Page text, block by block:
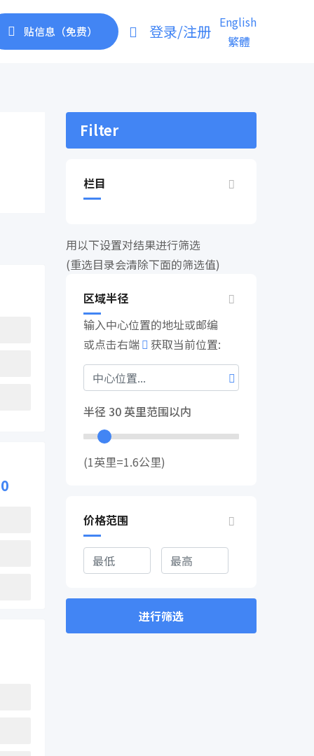
贴信息（免费） 登录/注册 English
繁體
Filter
栏目
用以下设置对结果进行筛选
(重选目录会清除下面的筛选值)
区域半径
输入中心位置的地址或邮编
或点击右端
获取当前位置:
半径 30英里范围以内
(1英里=1.6公里)
价格范围
进行筛选